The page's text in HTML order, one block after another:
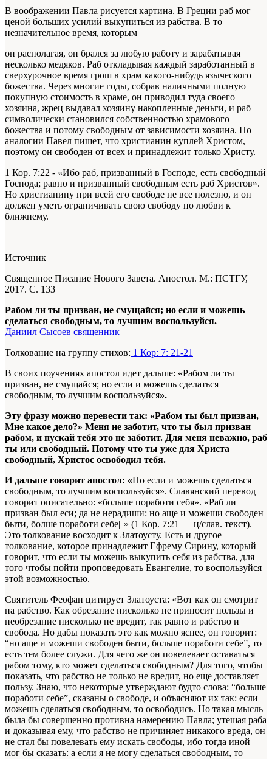
В воображении Павла рисуется картина. В Греции раб мог
ценой больших усилий выкупиться из рабства. В то
незначительное время, которым
он располагая, он брался за любую работу и зарабатывая
несколько медяков. Раб откладывая каждый заработанный в
сверхурочное время грош в храм какого-нибудь языческого
божества. Через многие годы, собрав наличными полную
покупную стоимость в храме, он приводил туда своего
хозяина, жрец выдавал хозяину накопленные деньги, и раб
символически становился собственностью храмового
божества и потому свободным от зависимости хозяина. По
аналогии Павел пишет, что христианин куплей Христом,
поэтому он свободен от всех и принадлежит только Христу.
1 Кор. 7:22 - «Ибо раб, призванный в Господе, есть свободный
Господа; равно и призванный свободным есть раб Христов».
Но христианину при всей его свободе не все полезно, и он
должен уметь ограничивать свою свободу по любви к
ближнему.
Источник
Священное Писание Нового Завета. Апостол. М.: ПСТГУ,
2017. С. 133
Рабом ли ты призван, не смущайся; но если и можешь
сделаться свободным, то лучшим воспользуйся.
Даниил Сысоев священник
Толкование на группу стихов: 1 Кор: 7: 21-21
В своих поучениях апостол идет дальше: «Рабом ли ты
призван, не смущайся; но если и можешь сделаться
свободным, то лучшим воспользуйся».
Эту фразу можно перевести так: «Рабом ты был призван,
Мне какое дело?» Меня не заботит, что ты был призван
рабом, и пускай тебя это не заботит. Для меня неважно, раб
ты или свободный. Потому что ты уже для Христа
свободный, Христос освободил тебя.
И дальше говорит апостол: «Но если и можешь сделаться
свободным, то лучшим воспользуйся». Славянский перевод
говорит описательно: «больше поработи себя». «Раб ли
призван был еси; да не нерадиши: но аще и можеши свободен
быти, болше поработи себе|||» (1 Кор. 7:21 — ц/слав. текст).
Это толкование восходит к Златоусту. Есть и другое
толкование, которое принадлежит Ефрему Сирину, который
говорит, что если ты можешь выкупить себя из рабства, для
того чтобы пойти проповедовать Евангелие, то воспользуйся
этой возможностью.
Святитель Феофан цитирует Златоуста: «Вот как он смотрит
на рабство. Как обрезание нисколько не приносит пользы и
необрезание нисколько не вредит, так равно и рабство и
свобода. Но дабы показать это как можно яснее, он говорит:
“но аще и можеши свободен быти, больше поработи себе”, то
есть тем более служи. Для чего же он повелевает оставаться
рабом тому, кто может сделаться свободным? Для того, чтобы
показать, что рабство не только не вредит, но еще доставляет
пользу. Знаю, что некоторые утверждают будто слова: “больше
поработи себе”, сказаны о свободе, и объясняют их так: если
можешь сделаться свободным, то освободись. Но такая мысль
была бы совершенно противна намерению Павла; утешая раба
и доказывая ему, что рабство не причиняет никакого вреда, он
не стал бы повелевать ему искать свободы, ибо тогда иной
мог бы сказать: а если я не могу сделаться свободным, то